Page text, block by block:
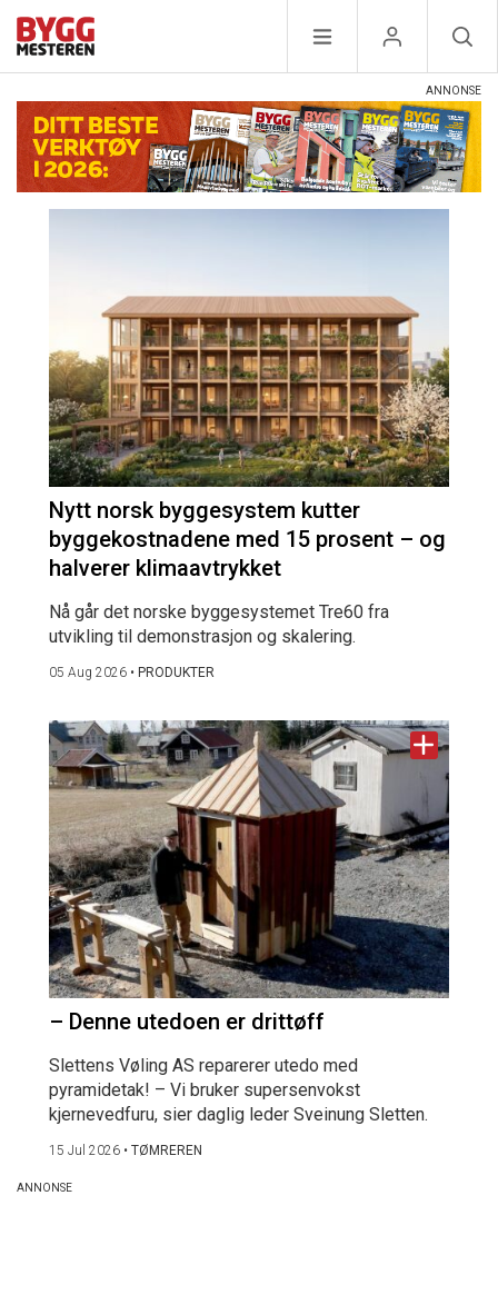
Nytt norsk byggesystem kutter
byggekostnadene med 15 prosent – og
halverer klimaavtrykket
Nå går det norske byggesystemet Tre60 fra
utvikling til demonstrasjon og skalering.
05 Aug 2026 • PRODUKTER
– Denne utedoen er drittøff
Slettens Vøling AS reparerer utedo med
pyramidetak! – Vi bruker supersenvokst
kjernevedfuru, sier daglig leder Sveinung Sletten.
15 Jul 2026 • TØMREREN